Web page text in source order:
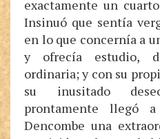
exactamente un
Insinuó que sentía
en lo que concernía a
y ofrecía estudio,
ordinaria; y con su
su inusitado
prontamente llegó
Dencombe una